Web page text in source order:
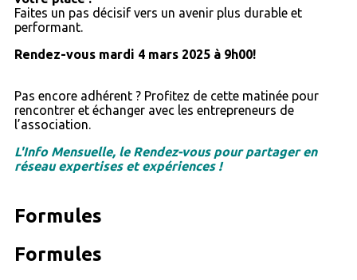
Faites un pas décisif vers un avenir plus durable et
performant.
Rendez-vous mardi 4 mars 2025 à 9h00!
Pas encore adhérent ? Profitez de cette matinée pour
rencontrer et échanger avec les entrepreneurs de
l’association.
L'Info Mensuelle, le Rendez-vous pour partager en
réseau expertises et expériences !
Formules
Formules